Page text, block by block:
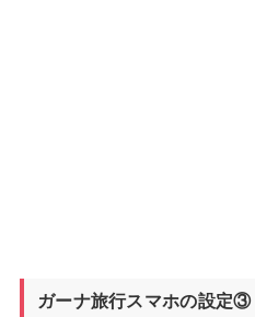
ガーナ旅行スマホの設定③